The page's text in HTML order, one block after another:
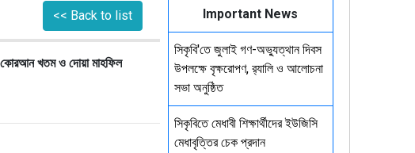
<< Back to list
কোরআন খতম ও দোয়া মাহফিল
Important News
সিকৃবি'তে জুলাই গণ-অভ্যুত্থান দিবস
উপলক্ষে বৃক্ষরোপণ, র‍্যালি ও আলোচনা
সভা অনুষ্ঠিত
সিকৃবিতে মেধাবী শিক্ষার্থীদের ইউজিসি
মেধাবৃত্তির চেক প্রদান